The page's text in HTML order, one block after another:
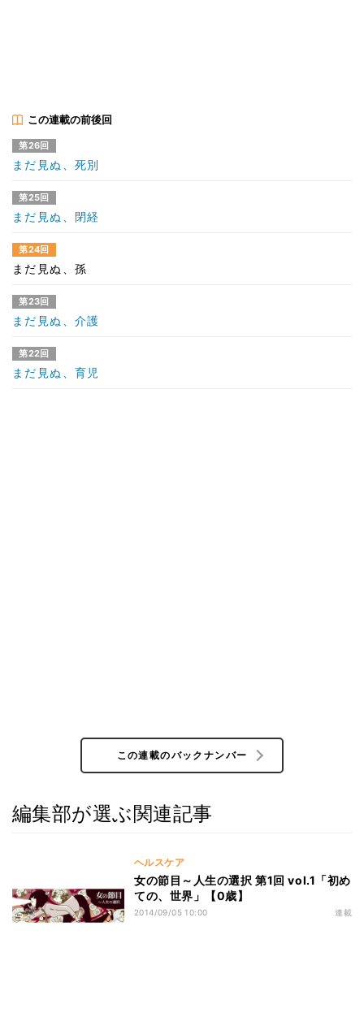
この連載の前後回
第26回
まだ見ぬ、死別
第25回
まだ見ぬ、閉経
第24回
まだ見ぬ、孫
第23回
まだ見ぬ、介護
第22回
まだ見ぬ、育児
この連載のバックナンバー
編集部が選ぶ関連記事
ヘルスケア
女の節目～人生の選択 第1回 vol.1「初め
ての、世界」【0歳】
2014/09/05 10:00 連載